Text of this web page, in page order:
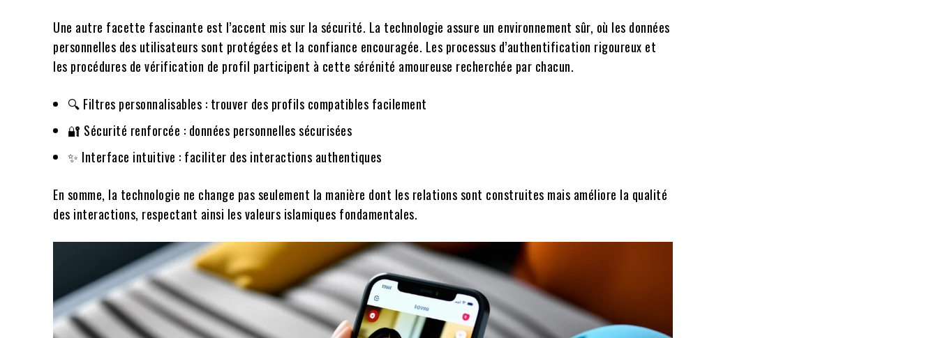
Une autre facette fascinante est l’accent mis sur la sécurité. La technologie assure un environnement sûr, où les données
personnelles des utilisateurs sont protégées et la confiance encouragée. Les processus d’authentification rigoureux et
les procédures de vérification de profil participent à cette sérénité amoureuse recherchée par chacun.
🔍 Filtres personnalisables : trouver des profils compatibles facilement
🔐 Sécurité renforcée : données personnelles sécurisées
✨ Interface intuitive : faciliter des interactions authentiques
En somme, la technologie ne change pas seulement la manière dont les relations sont construites mais améliore la qualité
des interactions, respectant ainsi les valeurs islamiques fondamentales.